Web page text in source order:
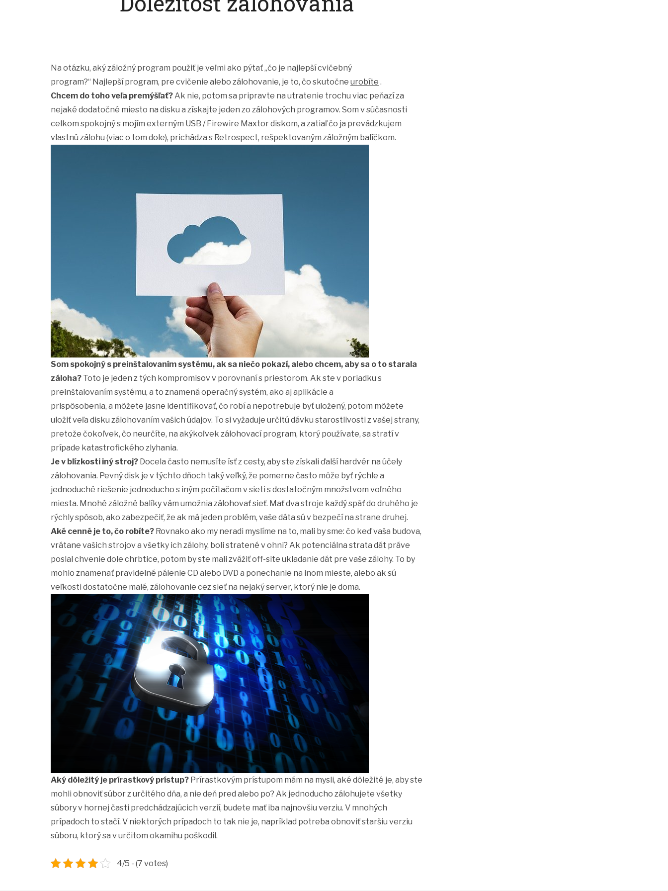
Na otázku, aký záložný program použiť je veľmi ako pýtať „čo je najlepší cvičebný
program?“ Najlepší program, pre cvičenie alebo zálohovanie, je to, čo skutočne urobíte .
Chcem do toho veľa premýšľať? Ak nie, potom sa pripravte na utratenie trochu viac peňazí za
nejaké dodatočné miesto na disku a získajte jeden zo zálohových programov. Som v súčasnosti
celkom spokojný s mojím externým USB / Firewire Maxtor diskom, a zatiaľ čo ja prevádzkujem
vlastnú zálohu (viac o tom dole), prichádza s Retrospect, rešpektovaným záložným balíčkom.
Som spokojný s preinštalovaním systému, ak sa niečo pokazí, alebo chcem, aby sa o to starala
záloha? Toto je jeden z tých kompromisov v porovnaní s priestorom. Ak ste v poriadku s
preinštalovaním systému, a to znamená operačný systém, ako aj aplikácie a
prispôsobenia, a môžete jasne identifikovať, čo robí a nepotrebuje byť uložený, potom môžete
uložiť veľa disku zálohovaním vašich údajov. To si vyžaduje určitú dávku starostlivosti z vašej strany,
pretože čokoľvek, čo neurčíte, na akýkoľvek zálohovací program, ktorý používate, sa stratí v
prípade katastrofického zlyhania.
Je v blízkosti iný stroj? Docela často nemusíte ísť z cesty, aby ste získali ďalší hardvér na účely
zálohovania. Pevný disk je v týchto dňoch taký veľký, že pomerne často môže byť rýchle a
jednoduché riešenie jednoducho s iným počítačom v sieti s dostatočným množstvom voľného
miesta. Mnohé záložné balíky vám umožnia zálohovať sieť. Mať dva stroje každý späť do druhého je
rýchly spôsob, ako zabezpečiť, že ak má jeden problém, vaše dáta sú v bezpečí na strane druhej.
Aké cenné je to, čo robíte? Rovnako ako my neradi myslíme na to, mali by sme: čo keď vaša budova,
vrátane vašich strojov a všetky ich zálohy, boli stratené v ohni? Ak potenciálna strata dát práve
poslal chvenie dole chrbtice, potom by ste mali zvážiť off-site ukladanie dát pre vaše zálohy. To by
mohlo znamenať pravidelné pálenie CD alebo DVD a ponechanie na inom mieste, alebo ak sú
veľkosti dostatočne malé, zálohovanie cez sieť na nejaký server, ktorý nie je doma.
Aký dôležitý je prírastkový prístup? Prírastkovým prístupom mám na mysli, aké dôležité je, aby ste
mohli obnoviť súbor z určitého dňa, a nie deň pred alebo po? Ak jednoducho zálohujete všetky
súbory v hornej časti predchádzajúcich verzií, budete mať iba najnovšiu verziu. V mnohých
prípadoch to stačí. V niektorých prípadoch to tak nie je, napríklad potreba obnoviť staršiu verziu
súboru, ktorý sa v určitom okamihu poškodil.
4/5 - (7 votes)